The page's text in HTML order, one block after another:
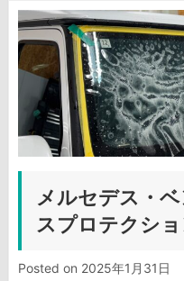
メルセデス・
スプロテクシ
Posted on 2025年1月31日